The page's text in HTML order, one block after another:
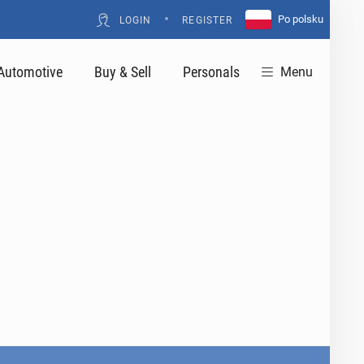
LOGIN • REGISTER Po polsku
Buy & Sell Personals Menu